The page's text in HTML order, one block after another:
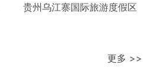
贵州乌江寨国际旅游度假区
更多 >>